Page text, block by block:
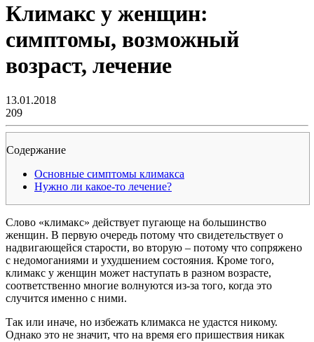
Климакс у женщин:
симптомы, возможный
возраст, лечение
13.01.2018
209
Содержание
Основные симптомы климакса
Нужно ли какое-то лечение?
Слово «климакс» действует пугающе на большинство
женщин. В первую очередь потому что свидетельствует о
надвигающейся старости, во вторую – потому что сопряжено
с недомоганиями и ухудшением состояния. Кроме того,
климакс у женщин может наступать в разном возрасте,
соответственно многие волнуются из-за того, когда это
случится именно с ними.
Так или иначе, но избежать климакса не удастся никому.
Однако это не значит, что на время его пришествия никак